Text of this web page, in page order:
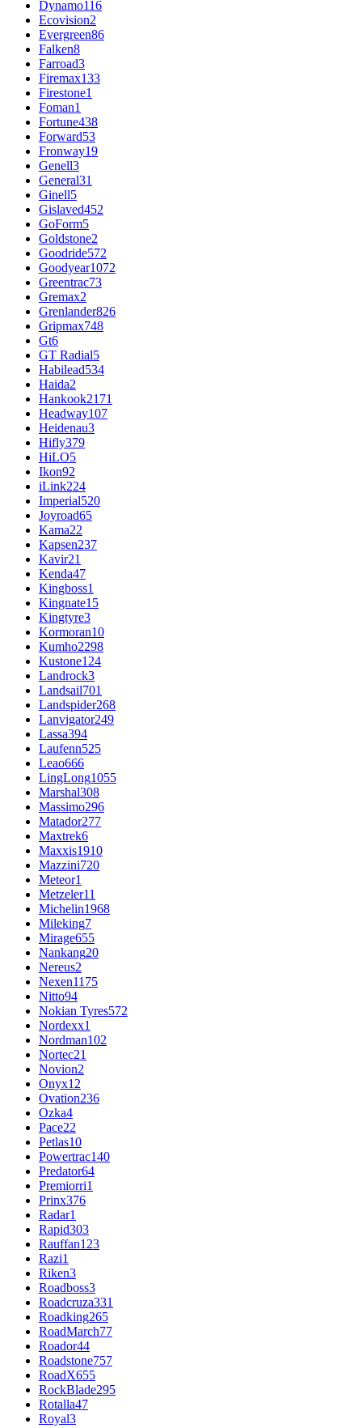
Dynamo116
Ecovision2
Evergreen86
Falken8
Farroad3
Firemax133
Firestone1
Foman1
Fortune438
Forward53
Fronway19
Genell3
General31
Ginell5
Gislaved452
GoForm5
Goldstone2
Goodride572
Goodyear1072
Greentrac73
Gremax2
Grenlander826
Gripmax748
Gt6
GT Radial5
Habilead534
Haida2
Hankook2171
Headway107
Heidenau3
Hifly379
HiLO5
Ikon92
iLink224
Imperial520
Joyroad65
Kama22
Kapsen237
Kavir21
Kenda47
Kingboss1
Kingnate15
Kingtyre3
Kormoran10
Kumho2298
Kustone124
Landrock3
Landsail701
Landspider268
Lanvigator249
Lassa394
Laufenn525
Leao666
LingLong1055
Marshal308
Massimo296
Matador277
Maxtrek6
Maxxis1910
Mazzini720
Meteor1
Metzeler11
Michelin1968
Mileking7
Mirage655
Nankang20
Nereus2
Nexen1175
Nitto94
Nokian Tyres572
Nordexx1
Nordman102
Nortec21
Novion2
Onyx12
Ovation236
Ozka4
Pace22
Petlas10
Powertrac140
Predator64
Premiorri1
Prinx376
Radar1
Rapid303
Rauffan123
Razi1
Riken3
Roadboss3
Roadcruza331
Roadking265
RoadMarch77
Roador44
Roadstone757
RoadX655
RockBlade295
Rotalla47
Royal3